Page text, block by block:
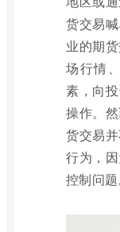
货交易
业的期
场行情
素，向
操作。
货交易
行为，
控制问题